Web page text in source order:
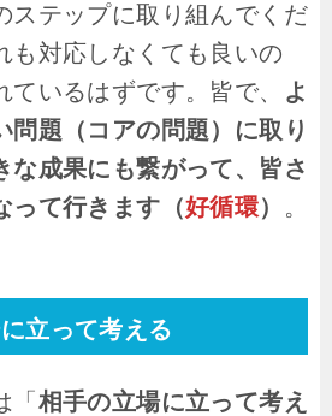
テップに取り組んでくだ
も対応しなくても良いの
いるはずです。皆で、
よ
問題（コアの問題）に取り
な成果にも繋がって、皆さ
って行きます（好循環） 。
立って考える
相手の立場に立って考え